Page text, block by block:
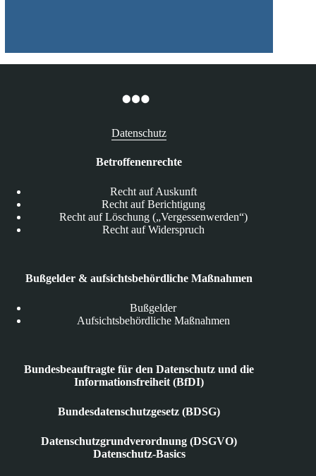
Datenschutz
Betroffenenrechte
Recht auf Auskunft
Recht auf Berichtigung
Recht auf Löschung („Vergessenwerden“)
Recht auf Widerspruch
Bußgelder & aufsichtsbehördliche Maßnahmen
Bußgelder
Aufsichtsbehördliche Maßnahmen
Bundesbeauftragte für den Datenschutz und die
Informationsfreiheit (BfDI)
Bundesdatenschutzgesetz (BDSG)
Datenschutzgrundverordnung (DSGVO)
Datenschutz-Basics